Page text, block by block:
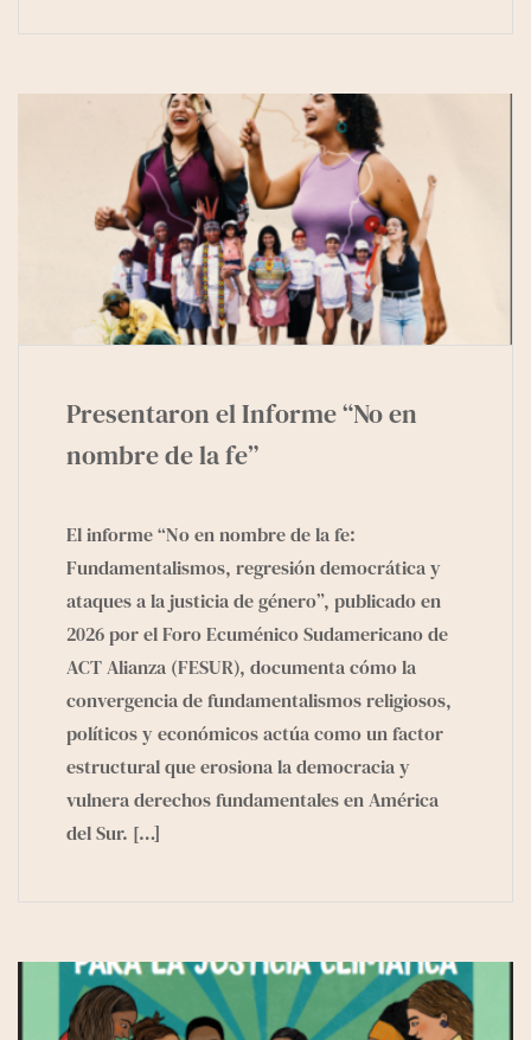
Presentaron el Informe “No en
nombre de la fe”
El informe “No en nombre de la fe:
Fundamentalismos, regresión democrática y
ataques a la justicia de género”, publicado en
2026 por el Foro Ecuménico Sudamericano de
ACT Alianza (FESUR), documenta cómo la
convergencia de fundamentalismos religiosos,
políticos y económicos actúa como un factor
estructural que erosiona la democracia y
vulnera derechos fundamentales en América
del Sur. […]